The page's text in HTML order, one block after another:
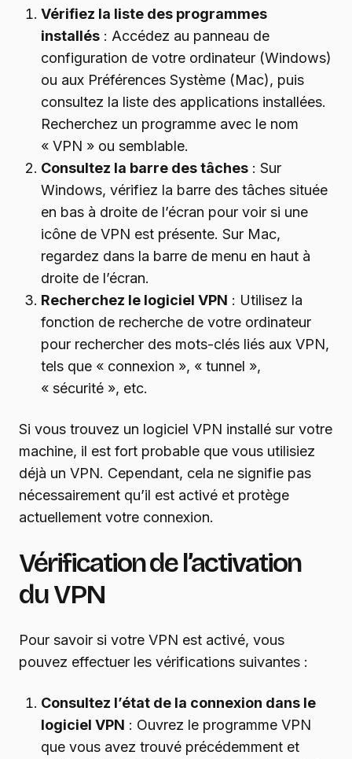
Vérifiez la liste des programmes
installés : Accédez au panneau de
configuration de votre ordinateur (Windows)
ou aux Préférences Système (Mac), puis
consultez la liste des applications installées.
Recherchez un programme avec le nom
« VPN » ou semblable.
Consultez la barre des tâches : Sur
Windows, vérifiez la barre des tâches située
en bas à droite de l’écran pour voir si une
icône de VPN est présente. Sur Mac,
regardez dans la barre de menu en haut à
droite de l’écran.
Recherchez le logiciel VPN : Utilisez la
fonction de recherche de votre ordinateur
pour rechercher des mots-clés liés aux VPN,
tels que « connexion », « tunnel »,
« sécurité », etc.
Si vous trouvez un logiciel VPN installé sur votre
machine, il est fort probable que vous utilisiez
déjà un VPN. Cependant, cela ne signifie pas
nécessairement qu’il est activé et protège
actuellement votre connexion.
Vérification de l’activation
du VPN
Pour savoir si votre VPN est activé, vous
pouvez effectuer les vérifications suivantes :
Consultez l’état de la connexion dans le
logiciel VPN : Ouvrez le programme VPN
que vous avez trouvé précédemment et